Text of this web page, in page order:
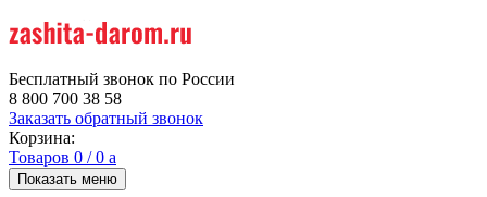
Бесплатный звонок по России
8 800 700 38 58
Заказать обратный звонок
Корзина:
Товаров 0 /0 a
Показать меню